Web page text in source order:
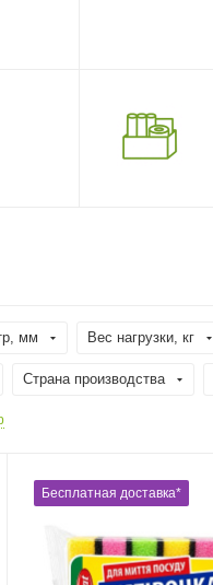
мм Вес нагрузки, кг
Страна производства
Бесплатная доставка*